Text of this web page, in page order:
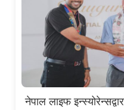
नेपाल लाइफ